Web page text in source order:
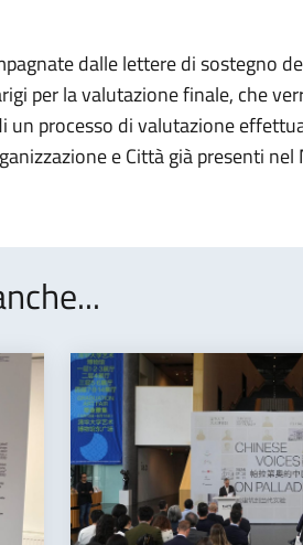
dalle lettere di sostegno
per la valutazione finale, che
un processo di valutazione
e Città già presenti nel